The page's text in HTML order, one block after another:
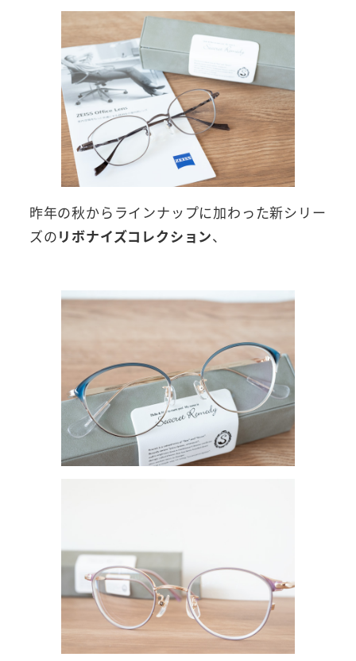
昨年の秋からラインナップに加わった新シリー
ズのリボナイズコレクション、